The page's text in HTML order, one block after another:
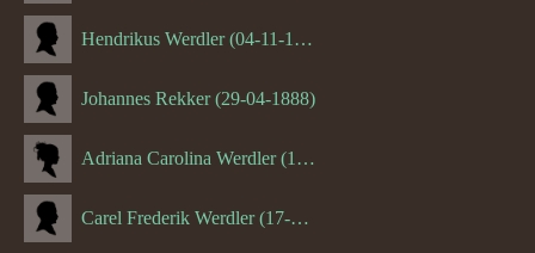
Hendrikus Werdler (04-11-1904)
Johannes Rekker (29-04-1888)
Adriana Carolina Werdler (18-02-1884)
Carel Frederik Werdler (17-06-1893)